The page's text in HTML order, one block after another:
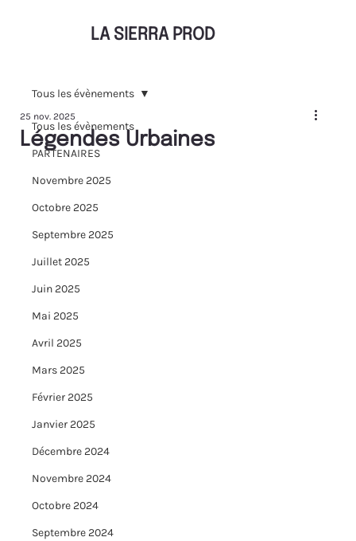
LA SIERRA PROD
Tous les évènements
PARTENAIRES
Novembre 2025
Octobre 2025
Septembre 2025
Juillet 2025
Juin 2025
Mai 2025
Avril 2025
Mars 2025
Février 2025
Janvier 2025
Décembre 2024
Novembre 2024
Octobre 2024
Septembre 2024
Tous les évènements
Légendes Urbaines
25 nov. 2025